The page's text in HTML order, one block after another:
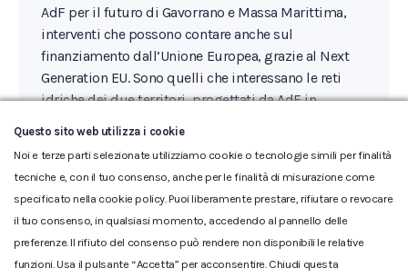
AdF per il futuro di Gavorrano e Massa Marittima,
interventi che possono contare anche sul
finanziamento dall’Unione Europea, grazie al Next
Generation EU. Sono quelli che interessano le reti
idriche dei due territori, progettati da AdF in
Questo sito web utilizza i cookie
Noi e terze parti selezionate utilizziamo cookie o tecnologie simili per finalità
tecniche e, con il tuo consenso, anche per le finalità di misurazione come
specificato nella cookie policy. Puoi liberamente prestare, rifiutare o revocare
il tuo consenso, in qualsiasi momento, accedendo al pannello delle
preferenze. Il rifiuto del consenso può rendere non disponibili le relative
funzioni. Usa il pulsante “Accetta” per acconsentire. Chiudi questa